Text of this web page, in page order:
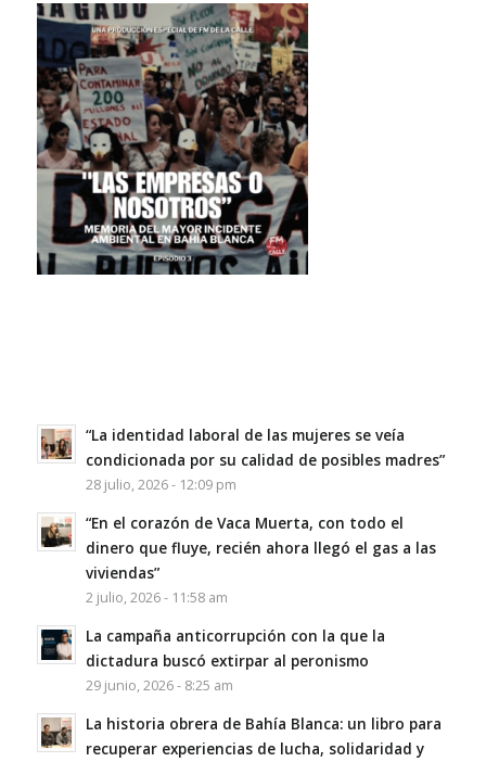
“La identidad laboral de las mujeres se veía
condicionada por su calidad de posibles madres”
28 julio, 2026 - 12:09 pm
“En el corazón de Vaca Muerta, con todo el
dinero que fluye, recién ahora llegó el gas a las
viviendas”
2 julio, 2026 - 11:58 am
La campaña anticorrupción con la que la
dictadura buscó extirpar al peronismo
29 junio, 2026 - 8:25 am
La historia obrera de Bahía Blanca: un libro para
recuperar experiencias de lucha, solidaridad y